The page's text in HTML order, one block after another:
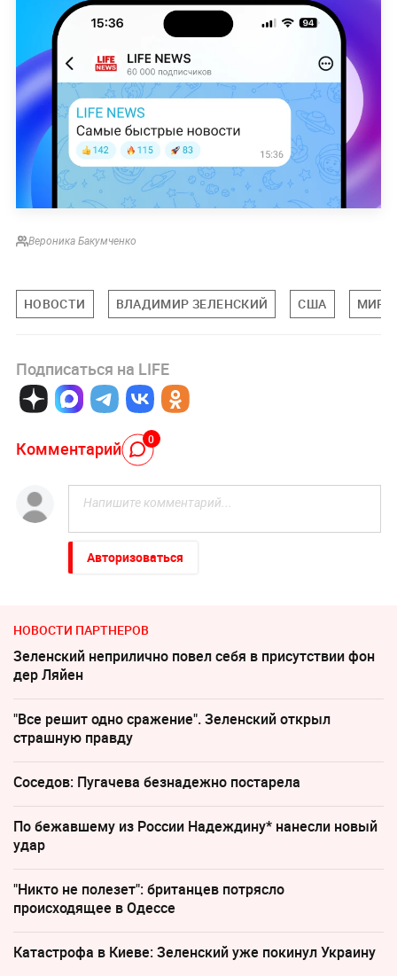
Вероника Бакумченко
НОВОСТИ ВЛАДИМИР ЗЕЛЕНСКИЙ США
Подписаться на LIFE
Комментарий 0
Авторизоваться
НОВОСТИ ПАРТНЕРОВ
Зеленский неприлично повел cебя в присутствии фон
дер Ляйен
"Все решит одно сражение". Зеленский открыл
страшную правду
Соседов: Пугачева безнадежно постарела
По бежавшему из России Надеждину* нанесли новый
удар
"Никто не полезет": британцев потрясло
происходящее в Одессе
Катастрофа в Киеве: Зеленский уже покинул Украину